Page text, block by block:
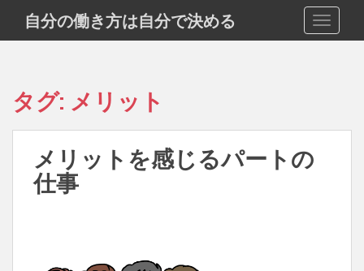
i
自分の働き方は自分で決める
タグ: メリット
メリットを感じるパートの
仕事